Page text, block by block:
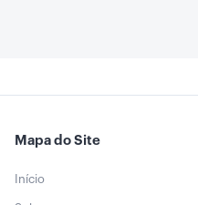
Mapa do Site
Início